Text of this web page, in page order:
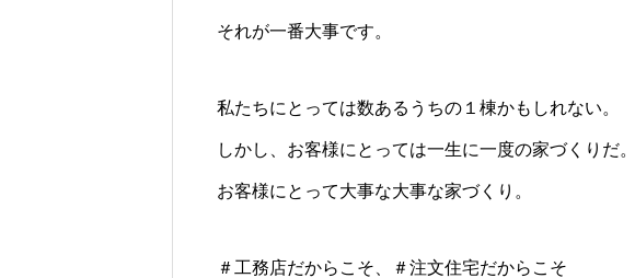
それが一番大事です。
私たちにとっては数あるうちの１棟かもしれない。
しかし、お客様にとっては一生に一度の家づくりだ。
お客様にとって大事な大事な家づくり。
＃工務店だからこそ、＃注文住宅だからこそ